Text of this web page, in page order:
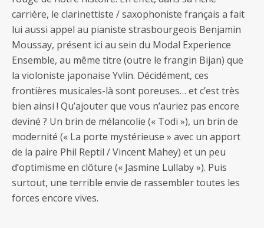
carrière, le clarinettiste / saxophoniste français a fait
lui aussi appel au pianiste strasbourgeois Benjamin
Moussay, présent ici au sein du Modal Experience
Ensemble, au même titre (outre le frangin Bijan) que
la violoniste japonaise Yvlin. Décidément, ces
frontières musicales-là sont poreuses… et c’est très
bien ainsi ! Qu’ajouter que vous n’auriez pas encore
deviné ? Un brin de mélancolie (« Todi »), un brin de
modernité (« La porte mystérieuse » avec un apport
de la paire Phil Reptil / Vincent Mahey) et un peu
d’optimisme en clôture (« Jasmine Lullaby »). Puis
surtout, une terrible envie de rassembler toutes les
forces encore vives.